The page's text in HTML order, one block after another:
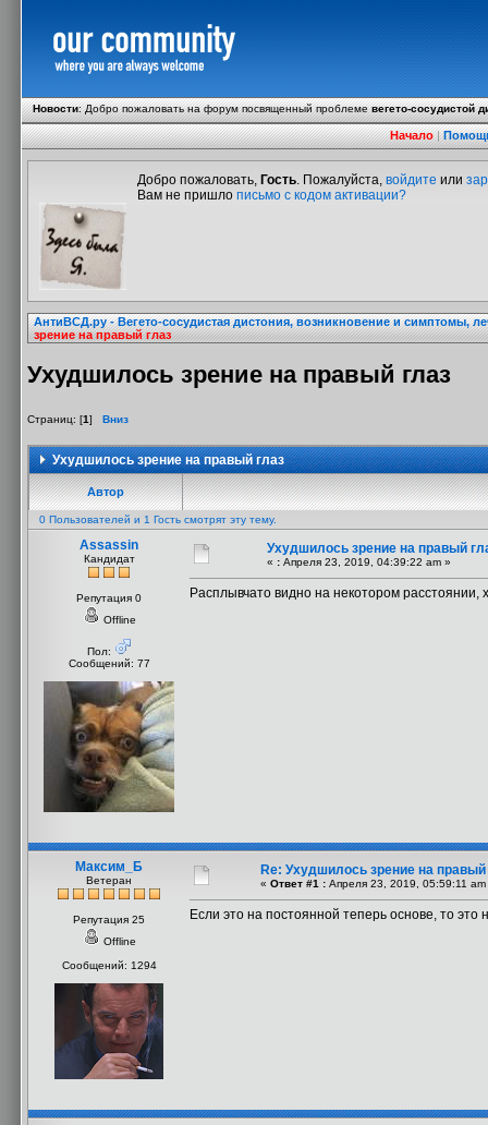
Новости:Добро пожаловать на форум посвященный проблемевегето-сосудистой
Начало|
Добро пожаловать, Гость. Пожалуйста, войдите или
Вам не пришло письмо с кодом активации?
АнтиВСД.ру - Вегето-сосудистая дистония, возникновение и симптомы,
зрение на правый глаз
Ухудшилось зрение на правый глаз
Страниц: [1] Вниз
Ухудшилось зрение на правый глаз
Автор
0 Пользователей и 1 Гость смотрят эту тему.
Assassin
Кандидат
Репутация 0
Offline
Пол:
Сообщений: 77
Ухудшилось зрение на правый
« : Апреля 23, 2019, 04:39:22 am »
Расплывчато видно на некотором расстоянии,
Максим_Б
Ветеран
Репутация 25
Offline
Сообщений: 1294
Re: Ухудшилось зрение на правый
« Ответ #1 : Апреля 23, 2019, 05:59:11 am
Если это на постоянной теперь основе, то